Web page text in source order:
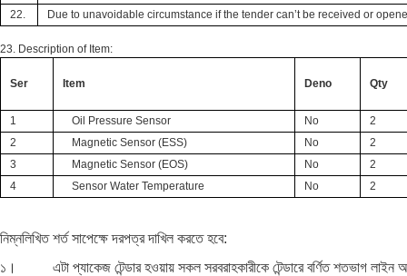
22.
Due to unavoidable circumstance if the tender can’t be received or
23. Description of Item:
Ser Item Deno Qty
1 Oil Pressure Sensor No
2
2
Magnetic Sensor (ESS) No
2
3
Magnetic Sensor (EOS) No
2
4
Sensor Water Temperature No 2
নিম্নলিখিত শর্ত সাপেক্ষে দরপত্র দাখিল করতে হবে:
১। এটা প্যাকেজ টেন্ডার হওয়ায় সকল সরবরাহকারীকে টেন্ডারে বর্ণিত শতভাগ লাইন